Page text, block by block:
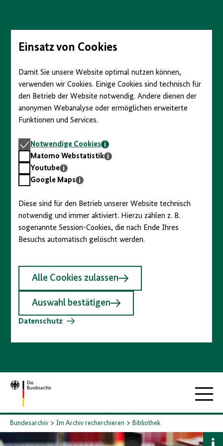
Seiteninhalt
springenEinsatz von Cookies
Damit Sie unsere Website optimal nutzen können,
verwenden wir Cookies. Einige Cookies sind technisch für
den Betrieb der Website notwendig. Andere dienen der
anonymen Webanalyse oder ermöglichen erweiterte
Funktionen und Services.
Notwendige
Cookies
Notwendige Cookies
Matomo
Webstatistik
Matomo Webstatistik
Youtube
Youtube
GoogleGoogle Maps
Diese sind für den Betrieb unserer Website technisch
notwendig und immer aktiviert. Hierzu zählen z. B.
sogenannte Session-Cookies, die nach Ende Ihres
Besuchs automatisch gelöscht werden.
Alle Cookies zulassen
Auswahl bestätigen
Datenschutz
Zur
Startseite
Bundesarchiv Im Archiv recherchieren Bibliothek